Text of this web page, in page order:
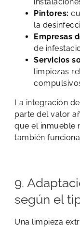
Pintores:
la
Empresas
de
Servicios
limpiezas
La integración
parte del valor
que el inmueble
también
9.
según el
Una limpieza